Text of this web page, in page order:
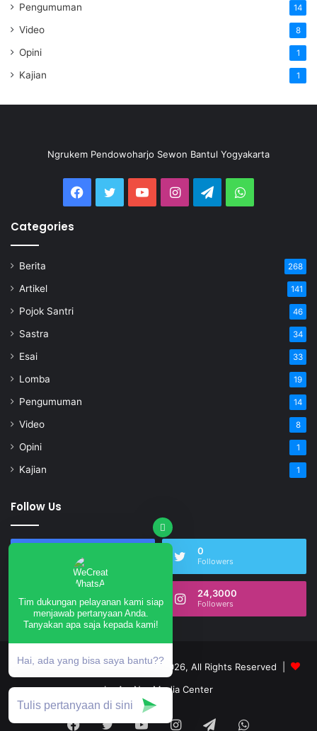
Pengumuman 14
Video 8
Opini 1
Kajian 1
Ngrukem Pendowoharjo Sewon Bantul Yogyakarta
Categories
Berita 268
Artikel 141
Pojok Santri 46
Sastra 34
Esai 33
Lomba 19
Pengumuman 14
Video 8
Opini 1
Kajian 1
Follow Us
0
Followers
Subscribers
24,3000
Followers
annurngrukem.com © Copyright 2026, All Rights Reserved |
by An-Nur Media Center
Tim dukungan pelayanan kami siap
menjawab pertanyaan Anda.
Tanyakan apa saja kepada kami!
Hai, ada yang bisa saya bantu??